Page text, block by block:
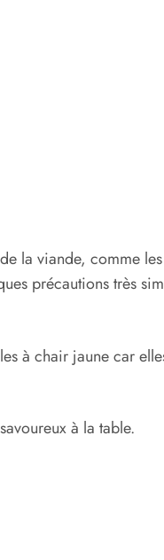
la viande, comme les
précautions très
à chair jaune car
à la table.